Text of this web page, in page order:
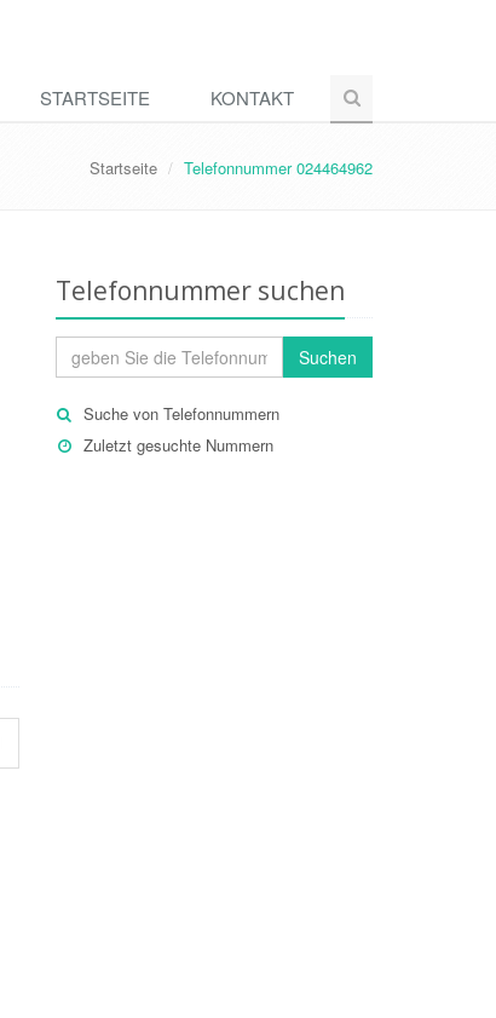
STARTSEITE KONTAKT
Startseite Telefonnummer 024464962
Telefonnummer suchen
Suchen
Suche von Telefonnummern
Zuletzt gesuchte Nummern